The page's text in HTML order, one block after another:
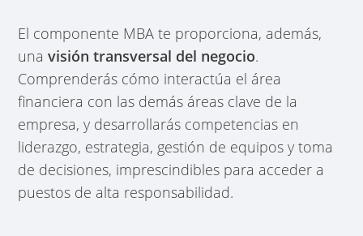
El componente MBA te proporciona, además,
unavisión transversal del negocio.
Comprenderás cómo interactúa el área
financiera con las demás áreas clave de la
empresa, y desarrollarás competencias en
liderazgo, estrategia, gestión de equipos y toma
de decisiones, imprescindibles para acceder a
puestos de alta responsabilidad.